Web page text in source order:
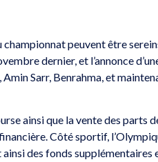
peuvent être
dernier, et l’annonce
Sarr, Benrahma, et
ainsi que la vente des parts
Côté sportif,
des fonds supplémentaires